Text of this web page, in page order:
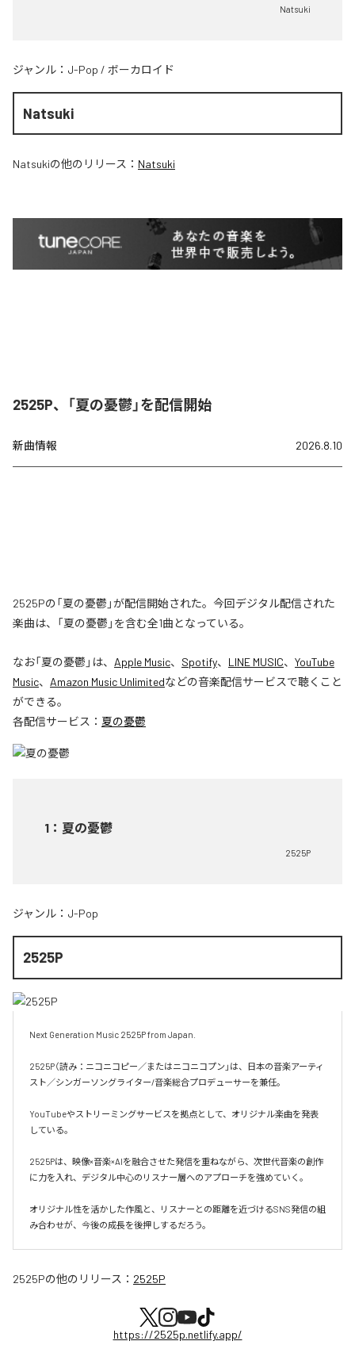
Natsuki
ジャンル： J-Pop / ボーカロイド
Natsuki
Natsukiの他のリリース： Natsuki
2525P、「夏の憂鬱」を配信開始
新曲情報 2026.8.10
2525Pの「夏の憂鬱」が配信開始された。今回デジタル配信された
楽曲は、「夏の憂鬱」を含む全1曲となっている。
なお「夏の憂鬱 」は、 Apple Music、 Spotify、 LINE MUSIC、 YouTube
Music、 Amazon Music Unlimitedなどの音楽配信サービスで聴くこと
ができる。
各配信サービス： 夏の憂鬱
1 ： 夏の憂鬱
2525P
ジャンル： J-Pop
2525P
Next Generation Music 2525P from Japan.
2525P（読み：ニコニコピー／またはニコニコプン」は、日本の音楽アーティ
スト／シンガーソングライター/音楽総合プロデューサーを兼任。
YouTubeやストリーミングサービスを拠点として、オリジナル楽曲を発表
している。
2525Pは、映像×音楽×AIを融合させた発信を重ねながら、次世代音楽の創作
に力を入れ、デジタル中心のリスナー層へのアプローチを強めていく。
オリジナル性を活かした作風と、リスナーとの距離を近づけるSNS発信の組
み合わせが、今後の成長を後押しするだろう。
2525Pの他のリリース： 2525P
https://2525p.netlify.app/